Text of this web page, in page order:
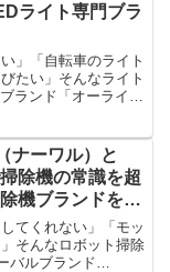
ライト専門ブラ
」「自転車のライト
たい」そんなライト
ランド「オーライ
ナーワル）と
除機の常識を超
機ブランドを解
てくれない」「モッ
そんなロボット掃除
バルブランド